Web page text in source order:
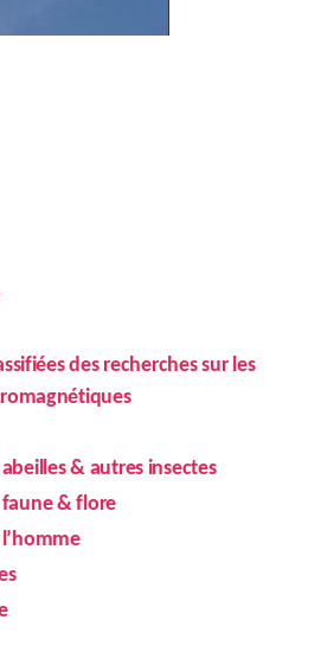
des recherches sur les
& autres insectes
faune & flore